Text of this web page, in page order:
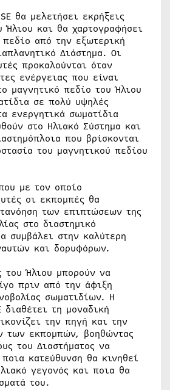
θα μελετήσει εκρήξεις
Ήλιου και θα χαρτογραφήσει
από την εξωτερική
Διάστημα. Οι
προκαλούνται όταν
ενέργειας που είναι
μαγνητικό πεδίο του Ήλιου
σε πολύ υψηλές
ενεργητικά σωματίδια
στο Ηλιακό Σύστημα και
που βρίσκονται
του μαγνητικού πεδίου
με τον οποίο
οι εκπομπές θα
των επιπτώσεων της
στο διαστημικό
συμβάλει στην καλύτερη
και δορυφόρων.
του Ήλιου μπορούν να
πριν από την άφιξη
σωματιδίων. Η
διαθέτει τη μοναδική
την πηγή και την
των εκπομπών, βοηθώντας
του Διαστήματος να
κατεύθυνση θα κινηθεί
γεγονός και ποια θα
του.